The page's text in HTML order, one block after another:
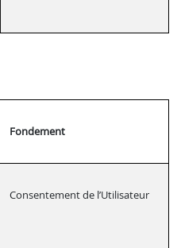
Fondement
Consentement de l’Utilisateur